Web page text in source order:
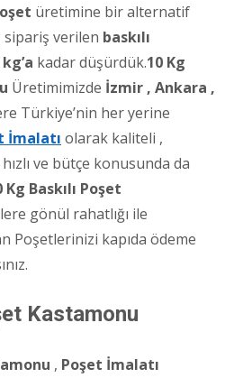
üretimine bir alternatif
sipariş verilen baskılı
kadar düşürdük.10 Kg
Üretimimizde İzmir , Ankara ,
Türkiye’nin her yerine
İmalatı olarak kaliteli ,
ve bütçe konusunda da
Kg Baskılı Poşet
gönül rahatlığı ile
Poşetlerinizi kapıda ödeme
Kastamonu
, Poşet İmalatı